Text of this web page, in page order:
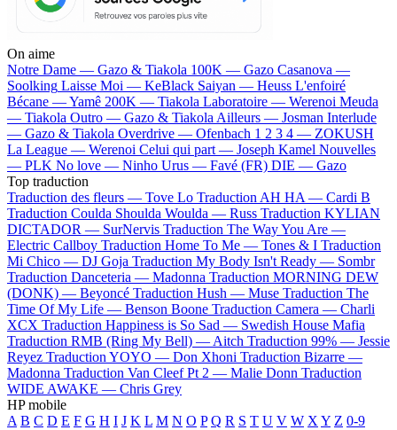
On aime
Notre Dame — Gazo & Tiakola 100K — Gazo Casanova —
Soolking Laisse Moi — KeBlack Saiyan — Heuss L'enfoiré
Bécane —Yamê 200K — Tiakola Laboratoire — Werenoi Meuda
— Tiakola Outro — Gazo & Tiakola Ailleurs — Josman Interlude
— Gazo & Tiakola Overdrive — Ofenbach 1 2 3 4 — ZOKUSH
La League — Werenoi Celui qui part — Joseph Kamel Nouvelles
— PLK No love — Ninho Urus — Favé (FR) DIE — Gazo
Top traduction
Traduction des fleurs — Tove Lo Traduction AH HA — Cardi B
Traduction Coulda Shoulda Woulda — Russ Traduction KYLIAN
DICTADOR — SurNervis Traduction The Way You Are —
Electric Callboy Traduction Home To Me — Tones & I Traduction
Mi Chico — DJ Goja Traduction My Body Isn't Ready — Sombr
Traduction Danceteria — Madonna Traduction MORNING DEW
(DONK) — Beyoncé Traduction Hush — Muse Traduction The
Time Of My Life — Benson Boone Traduction Camera — Charli
XCX Traduction Happiness is So Sad — Swedish House Mafia
Traduction RMB (Ring My Bell) — Aitch Traduction 99% — Jessie
Reyez Traduction YOYO — Don Xhoni Traduction Bizarre —
Madonna Traduction Van Cleef Pt 2 — Malie Donn Traduction
WIDE AWAKE — Chris Grey
HP mobile
A B C D E F G H I J K L M N O P Q R S T U V W X Y Z 0-9